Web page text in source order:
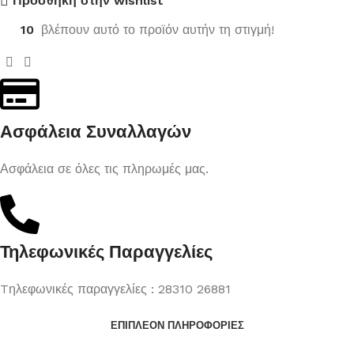
10 βλέπουν αυτό το προϊόν αυτήν τη στιγμή!
Ασφάλεια Συναλλαγών
Ασφάλεια σε όλες τις πληρωμές μας.
Τηλεφωνικές Παραγγελίες
Tηλεφωνικές παραγγελίες : 28310 26881
ΕΠΙΠΛΈΟΝ ΠΛΗΡΟΦΟΡΊΕΣ